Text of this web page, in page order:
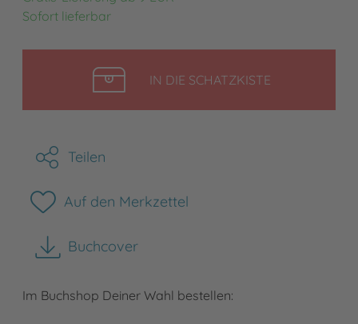
Sofort lieferbar
IN DIE SCHATZKISTELEGEN
Teilen
Auf den Merkzettel
Buchcover
herunterladen
Im Buchshop Deiner Wahl bestellen: